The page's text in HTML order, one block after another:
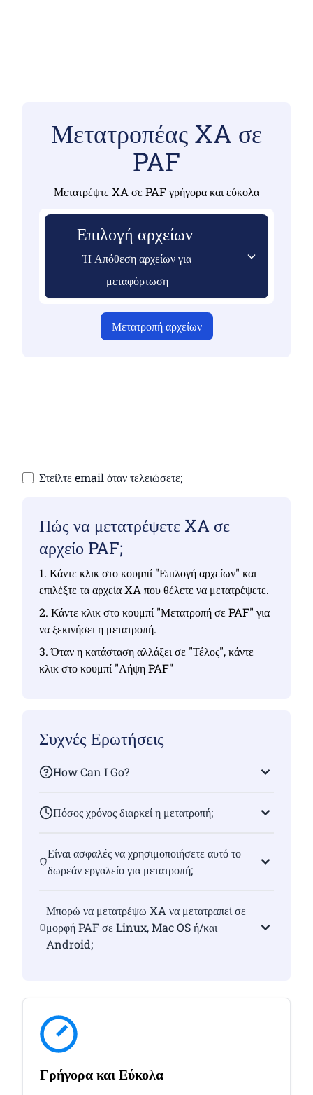
Μετατροπέας XA σε
PAF
Μετατρέψτε XA σε PAF γρήγορα και εύκολα
Επιλογή αρχείων
Ή Απόθεση αρχείων για
μεταφόρτωση
Μετατροπή αρχείων
Στείλτε email όταν τελειώσετε;
Πώς να μετατρέψετε XA σε
αρχείο PAF;
1. Κάντε κλικ στο κουμπί "Επιλογή αρχείων" και
επιλέξτε τα αρχεία XA που θέλετε να μετατρέψετε.
2. Κάντε κλικ στο κουμπί "Μετατροπή σε PAF" για
να ξεκινήσει η μετατροπή.
3. Όταν η κατάσταση αλλάξει σε "Τέλος", κάντε
κλικ στο κουμπί "Λήψη PAF"
Συχνές Ερωτήσεις
How Can I Go?
Πόσος χρόνος διαρκεί η μετατροπή;
Είναι ασφαλές να χρησιμοποιήσετε αυτό το
δωρεάν εργαλείο για μετατροπή;
Μπορώ να μετατρέψω XA να μετατραπεί σε
μορφή PAF σε Linux, Mac OS ή/και
Android;
Γρήγορα και Εύκολα